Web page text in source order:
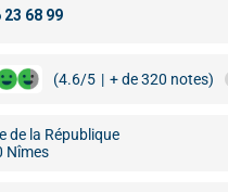
(4.6/5 | + de 320 notes)
de la République
Nîmes